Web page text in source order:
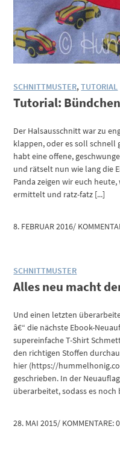
SCHNITTMUSTER,TUTORIAL
Tutorial:
Der Halsausschnitt war zu
klappen, oder es soll schnell
habt eine offene,
und rätselt nun wie lang die
Panda zeigen wir euch
ermittelt und ratz-fatz [...]
8. FEBRUAR 2016/
SCHNITTMUSTER
Alles neu macht
Und einen letzten
â€“ die nächste Ebook-
supereinfache T-Shirt
den richtigen Stoffen
hier (https://
geschrieben. In der
überarbeitet, sodass es noch
28. MAI 2015/ KOMMENTARE: 0